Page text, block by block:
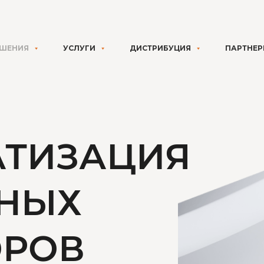
УСЛУГИ ДИСТРИБУЦИЯ